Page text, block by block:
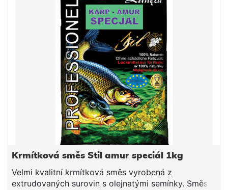
Krmítková směs Stil amur speciál 1kg
Velmi kvalitní krmítková směs vyrobená z
extrudovaných surovin s olejnatými semínky. Směs